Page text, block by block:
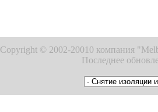
Copyright © 2002-20010 компания
Последнее